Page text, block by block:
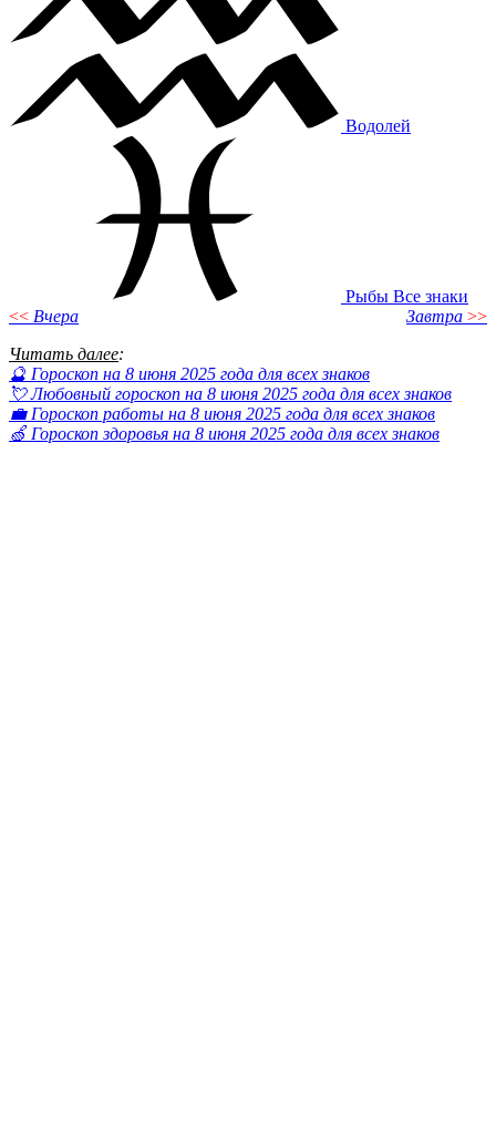
Водолей
Рыбы Все знаки
<< Вчера Завтра >>
Читать далее:
🔮 Гороскоп на 8 июня 2025 года для всех знаков
💘 Любовный гороскоп на 8 июня 2025 года для всех знаков
💼 Гороскоп работы на 8 июня 2025 года для всех знаков
🍏 Гороскоп здоровья на 8 июня 2025 года для всех знаков